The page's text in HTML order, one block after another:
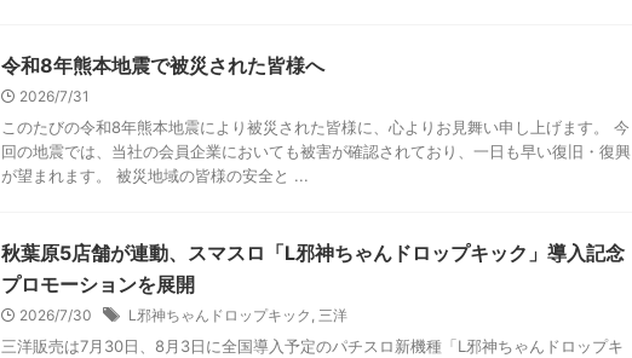
令和8年熊本地震で被災された皆様へ
2026/7/31
このたびの令和8年熊本地震により被災された皆様に、心よりお見舞い申し上げます。 今
回の地震では、当社の会員企業においても被害が確認されており、一日も早い復旧・復興
が望まれます。 被災地域の皆様の安全と ...
秋葉原5店舗が連動、スマスロ「L邪神ちゃんドロップキック」導入記念
プロモーションを展開
2026/7/30 L邪神ちゃんドロップキック 三洋
三洋販売は7月30日、8月3日に全国導入予定のパチスロ新機種「L邪神ちゃんドロップキ